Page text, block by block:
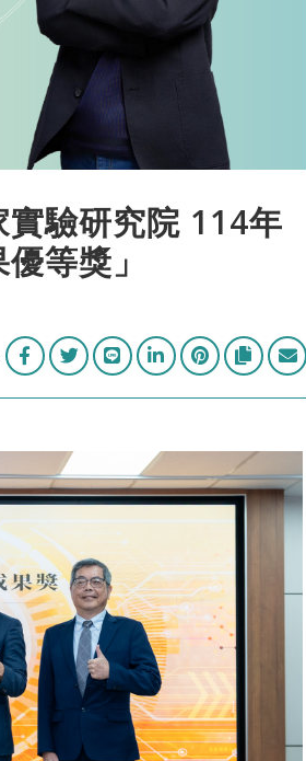
驗研究院 114年
等獎」